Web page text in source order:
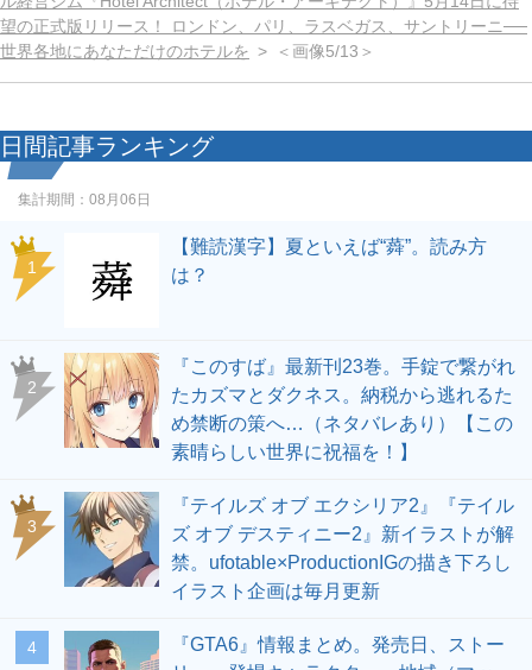
望の正式版リリース！ ロンドン、パリ、ラスベガス、サントリーニ──
世界各地にあなただけのホテルを
＜画像5/13＞
日間記事ランキング
集計期間： 08月06日
1
【難読漢字】夏といえば“蕣”。読み方
は？
2
『このすば』最新刊23巻。手錠で繋がれ
たカズマとダクネス。納税から逃れるた
め禁断の策へ…（ネタバレあり）【この
素晴らしい世界に祝福を！】
3
『テイルズ オブ エクシリア2』『テイル
ズ オブ デスティニー2』新イラストが解
禁。ufotable×ProductionIGの描き下ろし
イラスト企画は毎月更新
4
『GTA6』情報まとめ。発売日、ストー